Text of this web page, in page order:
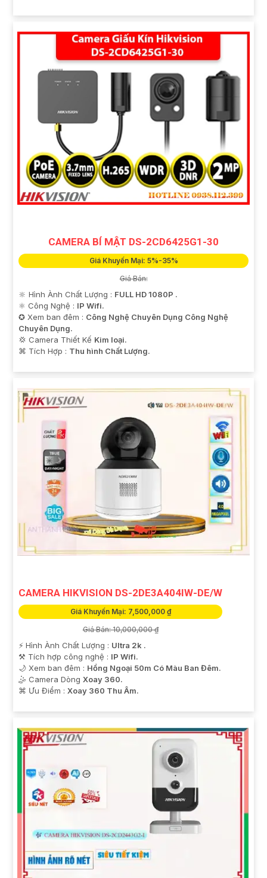
CAMERA BÍ MẬT DS-2CD6425G1-30
Giá Khuyến Mại: 5%-35%
Giá Bán:
🔆 Hình Ành Chất Lượng : FULL HD 1080P .
⚛️ Công Nghệ : IP Wifi.
✪ Xem ban đêm : Công Nghệ Chuyên Dụng Công Nghệ
Chuyên Dụng.
💢 Camera Thiết Kế Kim loại.
️⌘ Tích Hợp : Thu hình Chất Lượng.
CAMERA HIKVISION DS-2DE3A404IW-DE/W
Giá Khuyến Mại: 7,500,000 ₫
Giá Bán: 10,000,000 ₫
️⚡ Hình Ành Chất Lượng : Ultra 2k .
⚒ Tích hợp công nghệ : IP Wifi.
🌙 Xem ban đêm : Hồng Ngoại 50m Có Màu Ban Đêm.
🤹 Camera Dòng Xoay 360.
️⌘ Ưu Điểm : Xoay 360 Thu Âm.